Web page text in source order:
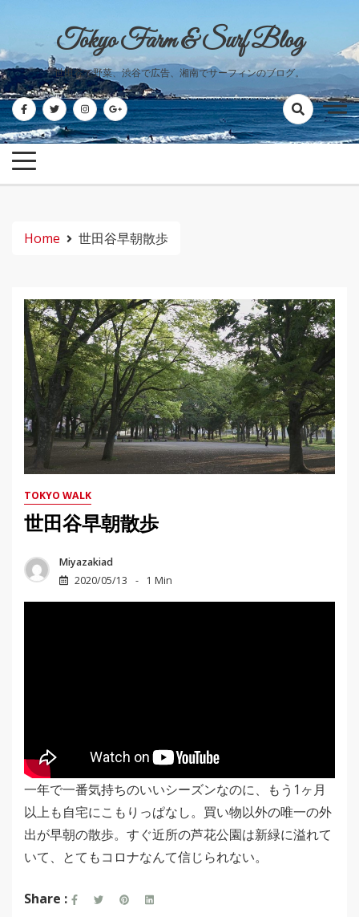
content
Tokyo Farm & Surf Blog
世田谷で野菜、渋谷で広告、湘南でサーフィンのブログ。
Home 世田谷早朝散歩
TOKYO WALK
世田谷早朝散歩
Miyazakiad
2020/05/13
1 Min
一年で一番気持ちのいいシーズンなのに、もう1ヶ月
以上も自宅にこもりっぱなし。買い物以外の唯一の外
出が早朝の散歩。すぐ近所の芦花公園は新緑に溢れて
いて、とてもコロナなんて信じられない。
Share :